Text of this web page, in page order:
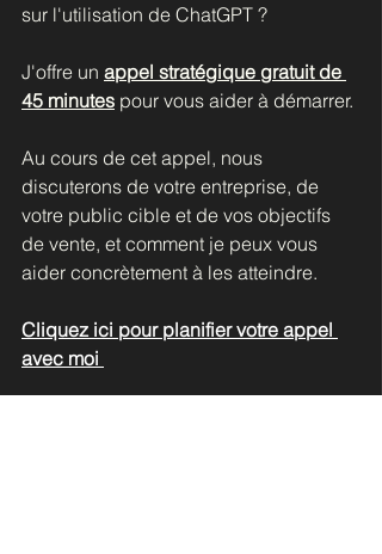
sur l'utilisation de ChatGPT ?
J'offre un appel stratégique gratuit de
45 minutes pour vous aider à démarrer.
Au cours de cet appel, nous
discuterons de votre entreprise, de
votre public cible et de vos objectifs
de vente, et comment je peux vous
aider concrètement à les atteindre.
Cliquez ici pour planifier votre appel
avec moi